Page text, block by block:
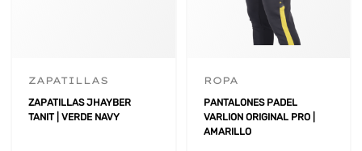
ZAPATILLAS
ZAPATILLAS JHAYBER
TANIT | VERDE NAVY
ROPA
PANTALONES PADEL
VARLION ORIGINAL PRO |
AMARILLO